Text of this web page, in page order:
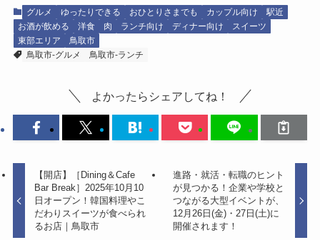
グルメ ゆったりできる おひとりさまでも カップル向け
駅近
お酒が飲める
洋食 肉 ランチ向け ディナー向け
スイーツ
東部エリア
鳥取市
鳥取市-グルメ
鳥取市-ランチ
よかったらシェアしてね！
【開店】［Dining＆Cafe
Bar Break］2025年10月10
日オープン！韓国料理やこ
だわりスイーツが食べられ
るお店｜鳥取市
進路・就活・転職のヒント
が見つかる！企業や学校と
つながる大型イベントが、
12月26日(金)・27日(土)に
開催されます！